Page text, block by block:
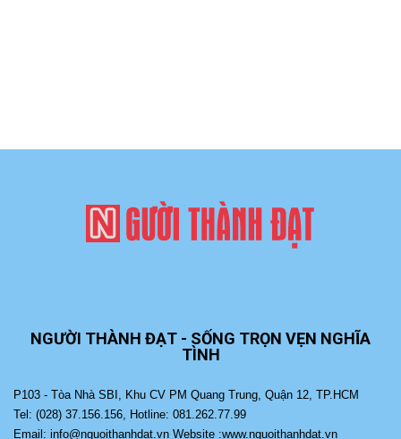
NGƯỜI THÀNH ĐẠT - SỐNG TRỌN VẸN NGHĨA
TÌNH
P103 - Tòa Nhà SBI, Khu CV PM Quang Trung, Quận 12, TP.HCM
Tel: (028) 37.156.156, Hotline: 081.262.77.99
Email: info@nguoithanhdat.vn Website :www.nguoithanhdat.vn